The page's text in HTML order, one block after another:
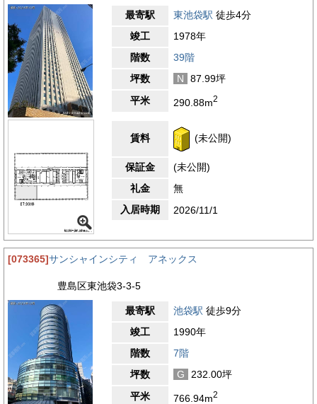
最寄駅 東池袋駅 徒歩4分
竣工
1978年
階数
39階
坪数
N
87.99坪
平米
290.88m2
賃料 (未公開)
保証金
(未公開)
礼金
無
入居時期
2026/11/1
[073365]サンシャインシティ アネックス
豊島区東池袋3-3-5
最寄駅 池袋駅 徒歩9分
竣工
1990年
階数
7階
坪数
G
232.00坪
平米
766.94m2